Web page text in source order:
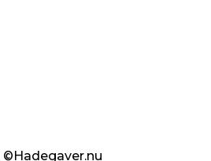
©Hadegaver.nu